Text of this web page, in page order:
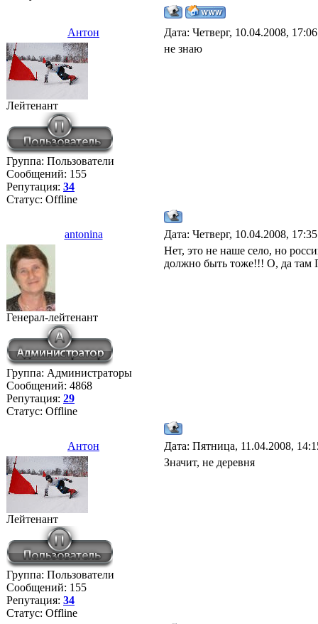
Антон Дата: Четверг, 10.04.2008,
Лейтенант
Группа: Пользователи
Сообщений: 155
Репутация: 34
Статус: Offline
не знаю
antonina Дата: Четверг, 10.04.2008,
Генерал-лейтенант
Группа: Администраторы
Сообщений: 4868
Репутация: 29
Статус: Offline
Нет, это не наше село, но
должно быть тоже!!! О, да
Антон Дата: Пятница, 11.04.2008,
Лейтенант
Группа: Пользователи
Сообщений: 155
Репутация: 34
Статус: Offline
Значит, не деревня